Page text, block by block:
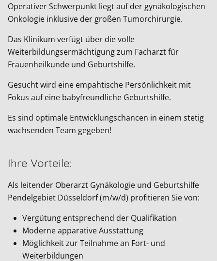
Operativer Schwerpunkt liegt auf der gynäkologischen
Onkologie inklusive der großen Tumorchirurgie.
Das Klinikum verfügt über die volle
Weiterbildungsermächtigung zum Facharzt für
Frauenheilkunde und Geburtshilfe.
Gesucht wird eine empahtische Persönlichkeit mit
Fokus auf eine babyfreundliche Geburtshilfe.
Es sind optimale Entwicklungschancen in einem stetig
wachsenden Team gegeben!
Ihre Vorteile:
Als leitender Oberarzt Gynäkologie und Geburtshilfe
Pendelgebiet Düsseldorf (m/w/d) profitieren Sie von:
Vergütung entsprechend der Qualifikation
Moderne apparative Ausstattung
Möglichkeit zur Teilnahme an Fort- und
Weiterbildungen